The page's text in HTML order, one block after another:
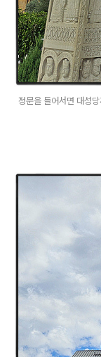
정문을 들어서면 대성